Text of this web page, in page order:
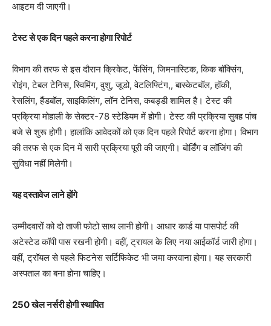
आइटम दी जाएगी।
टेस्ट से एक दिन पहले करना होगा रिपोर्ट
विभाग की तरफ से इस दौरान क्रिकेट, फेंसिंग, जिमनास्टिक, किक बॉक्सिंग,
रोइंग, टेबल टेनिस, स्विमिंग, वुशु, जूडो, वेटलिफ्टिंग,, बास्केटबॉल, हॉकी,
रेसलिंग, हैंडबॉल, साइकिलिंग, लॉन टेनिस, कबड्डी शामिल है। टेस्ट की
प्रक्रिया मोहाली के सेक्टर-78 स्टेडियम में होगी। टेस्ट की प्रक्रिया सुबह पांच
बजे से शुरू होगी। हालांकि आवेदकों को एक दिन पहले रिपोर्ट करना होगा। विभाग
की तरफ से एक दिन में सारी प्रक्रिया पूरी की जाएगी। बोर्डिंग व लॉजिंग की
सुविधा नहीं मिलेगी।
यह दस्तावेज लाने होंगे
उम्मीदवारों को दो ताजी फोटो साथ लानी होगी। आधार कार्ड या पासपोर्ट की
अटेस्टेड कॉपी पास रखनी होगी। वहीं, ट्रायल के लिए नया आईकॉर्ड जारी होगा।
वहीं, ट्रॉयल से पहले फिटनेस सर्टिफिकेट भी जमा करवाना होगा। यह सरकारी
अस्पताल का बना होना चाहिए।
250 खेल नर्सरी होगी स्थापित